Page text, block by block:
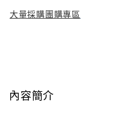
大量採購團購專區
內容簡介